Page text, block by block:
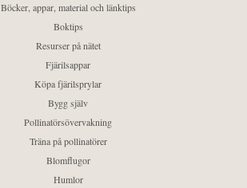
Böcker, appar, material och länktips
Boktips
Resurser på nätet
Fjärilsappar
Köpa fjärilsprylar
Bygg själv
Pollinatörsövervakning
Träna på pollinatörer
Blomflugor
Humlor